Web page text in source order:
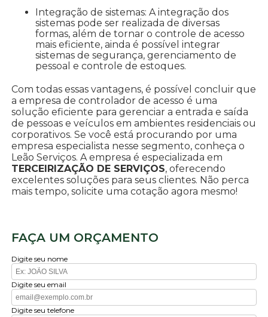
sistemas pode ser realizada de diversas
formas, além de tornar o controle de acesso
mais eficiente, ainda é possível integrar
sistemas de segurança, gerenciamento de
pessoal e controle de estoques.
Com todas essas vantagens, é possível concluir que
a empresa de controlador de acesso é uma
solução eficiente para gerenciar a entrada e saída
de pessoas e veículos em ambientes residenciais ou
corporativos. Se você está procurando por uma
empresa especialista nesse segmento, conheça o
Leão Serviços. A empresa é especializada em
TERCEIRIZAÇÃO DE SERVIÇOS, oferecendo
excelentes soluções para seus clientes. Não perca
mais tempo, solicite uma cotação agora mesmo!
FAÇA UM ORÇAMENTO
Digite seu nome
Digite seu email
Digite seu telefone